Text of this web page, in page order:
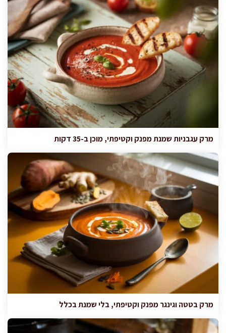
מרק עגבניות שמנת מפנק וקטיפתי, מוכן ב-35 דקות
מרק בטטה וגינגר מפנק וקטיפתי, בלי שמנת בכלל